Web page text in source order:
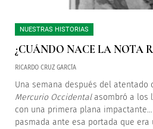
NUESTRAS HISTORIAS
¿CUÁNDO NACE LA NOTA
RICARDO CRUZ GARCÍA
Una semana después del atentado
Mercurio Occidentalasombró a los
con una primera plana
pasmada ante esa portada que